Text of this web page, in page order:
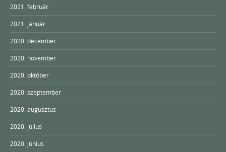
2021. február
2021. január
2020. december
2020. november
2020. október
2020. szeptember
2020. augusztus
2020. július
2020. június